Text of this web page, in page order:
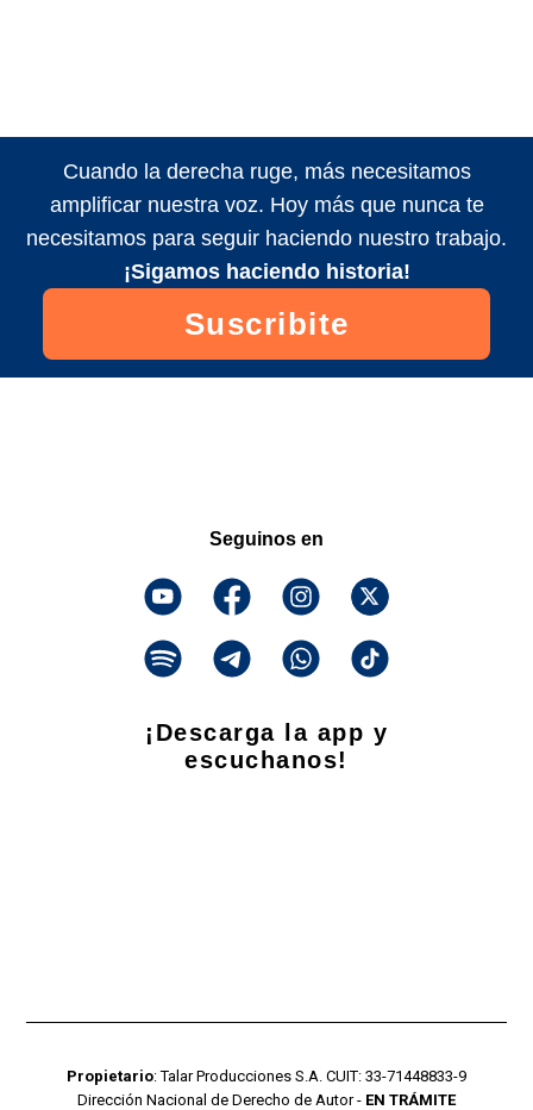
Cuando la derecha ruge, más necesitamos
amplificar nuestra voz. Hoy más que nunca te
necesitamos para seguir haciendo nuestro trabajo.
¡Sigamos haciendo historia!
Suscribite
Seguinos en
¡Descarga la app y
escuchanos!
Propietario: Talar Producciones S.A. CUIT: 33-71448833-9
Dirección Nacional de Derecho de Autor - EN TRÁMITE